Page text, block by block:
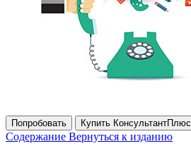
Попробовать Купить КонсультантПлюс
Содержание Вернуться к изданию